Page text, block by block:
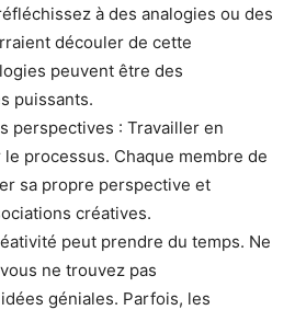
à des analogies ou des
découler de cette
peuvent être des
puissants.
perspectives : Travailler en
processus. Chaque membre de
sa propre perspective et
créatives.
peut prendre du temps. Ne
ne trouvez pas
géniales. Parfois, les